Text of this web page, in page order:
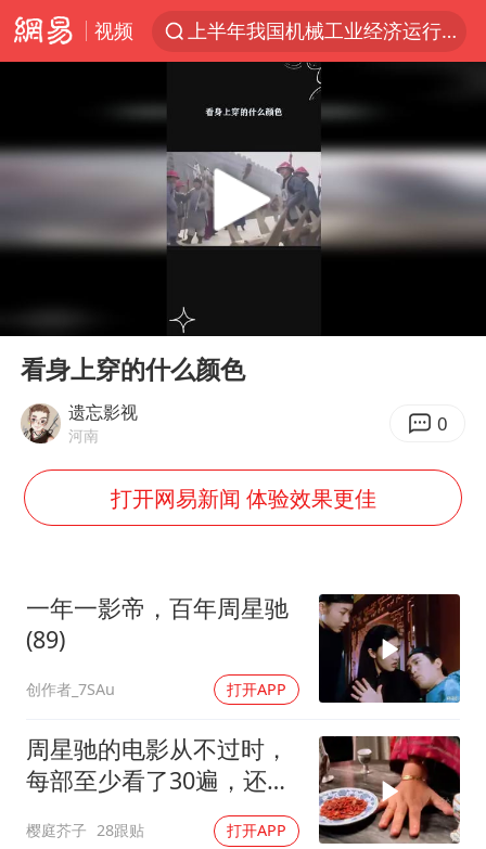
视频
上半年我国机械工业经济运行稳中有进
A股三大股指收涨
“立秋的第一杯奶茶”又爆单了
河南撤回“领导带薪错峰休假”通知
直击泰国校园6死枪击案现场
年内最贵新股今日申购
向鹏0-3不敌张本智和
河南某医院2.33亿工程串标案细节披露
今日立秋你咬秋了吗
东方之约 相约未来
Play
00:00
看身上穿的什么颜色
遗忘影视
河南 0
打开网易新闻 体验效果更佳
一年一影帝，百年周星驰
(89)
创作者_7SAu 打开APP
周星驰的电影从不过时，
每部至少看了30遍，还是
樱庭芥子 28跟贴 打开APP